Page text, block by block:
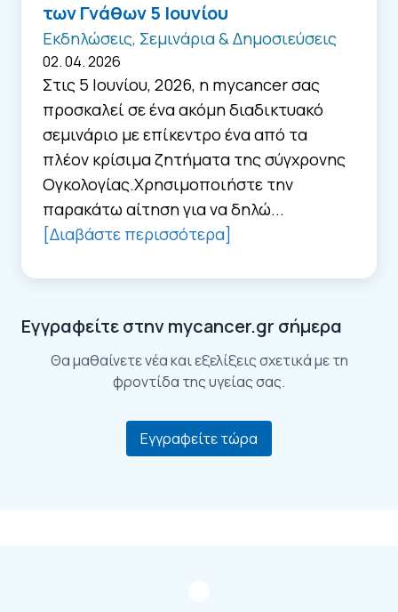
των Γνάθων 5 Ιουνίου
Εκδηλώσεις, Σεμινάρια & Δημοσιεύσεις
02. 04. 2026
Στις 5 Ιουνίου, 2026, η mycancer σας
προσκαλεί σε ένα ακόμη διαδικτυακό
σεμινάριο με επίκεντρο ένα από τα
πλέον κρίσιμα ζητήματα της σύγχρονης
Ογκολογίας.Χρησιμοποιήστε την
παρακάτω αίτηση για να δηλώ...
[Διαβάστε περισσότερα]
Εγγραφείτε στην mycancer.gr σήμερα
Θα μαθαίνετε νέα και εξελίξεις σχετικά με τη
φροντίδα της υγείας σας.
Εγγραφείτε τώρα